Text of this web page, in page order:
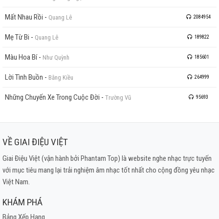
Mất Nhau Rồi - Quang Lê 2084954
Mẹ Từ Bi - Quang Lê 189822
Màu Hoa Bí- Như Quỳnh 185601
Lời Tình Buồn - Bằng Kiều 264999
Những Chuyến Xe Trong Cuộc Đời - Trường Vũ 95693
VỀ GIAI ĐIỆU VIỆT
Giai Điệu Việt (vận hành bởi Phantam Top) là website nghe nhạc trực tuyến
với mục tiêu mang lại trải nghiệm âm nhạc tốt nhất cho cộng đồng yêu nhạc
Việt Nam.
KHÁM PHÁ
Bảng Xếp Hạng